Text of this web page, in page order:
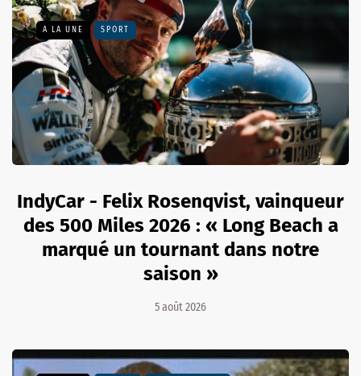
A LA UNE SPORT
IndyCar - Felix Rosenqvist, vainqueur
des 500 Miles 2026 : « Long Beach a
marqué un tournant dans notre
saison »
5 août 2026